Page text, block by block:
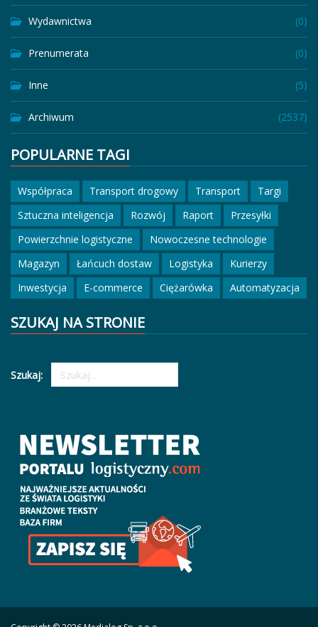
Wydawnictwa (0)
Prenumerata (0)
Inne (5)
Archiwum (2537)
POPULARNE TAGI
Współpraca Transport drogowy Transport
Targi
Sztuczna inteligencja
Rozwój Raport
Przesyłki
Powierzchnie logistyczne
Nowoczesne technologie
Magazyn
Łańcuch dostaw Logistyka
Kurierzy
Inwestycja
E-commerce Ciężarówka Automatyzacja
SZUKAJ NA STRONIE
Szukaj: